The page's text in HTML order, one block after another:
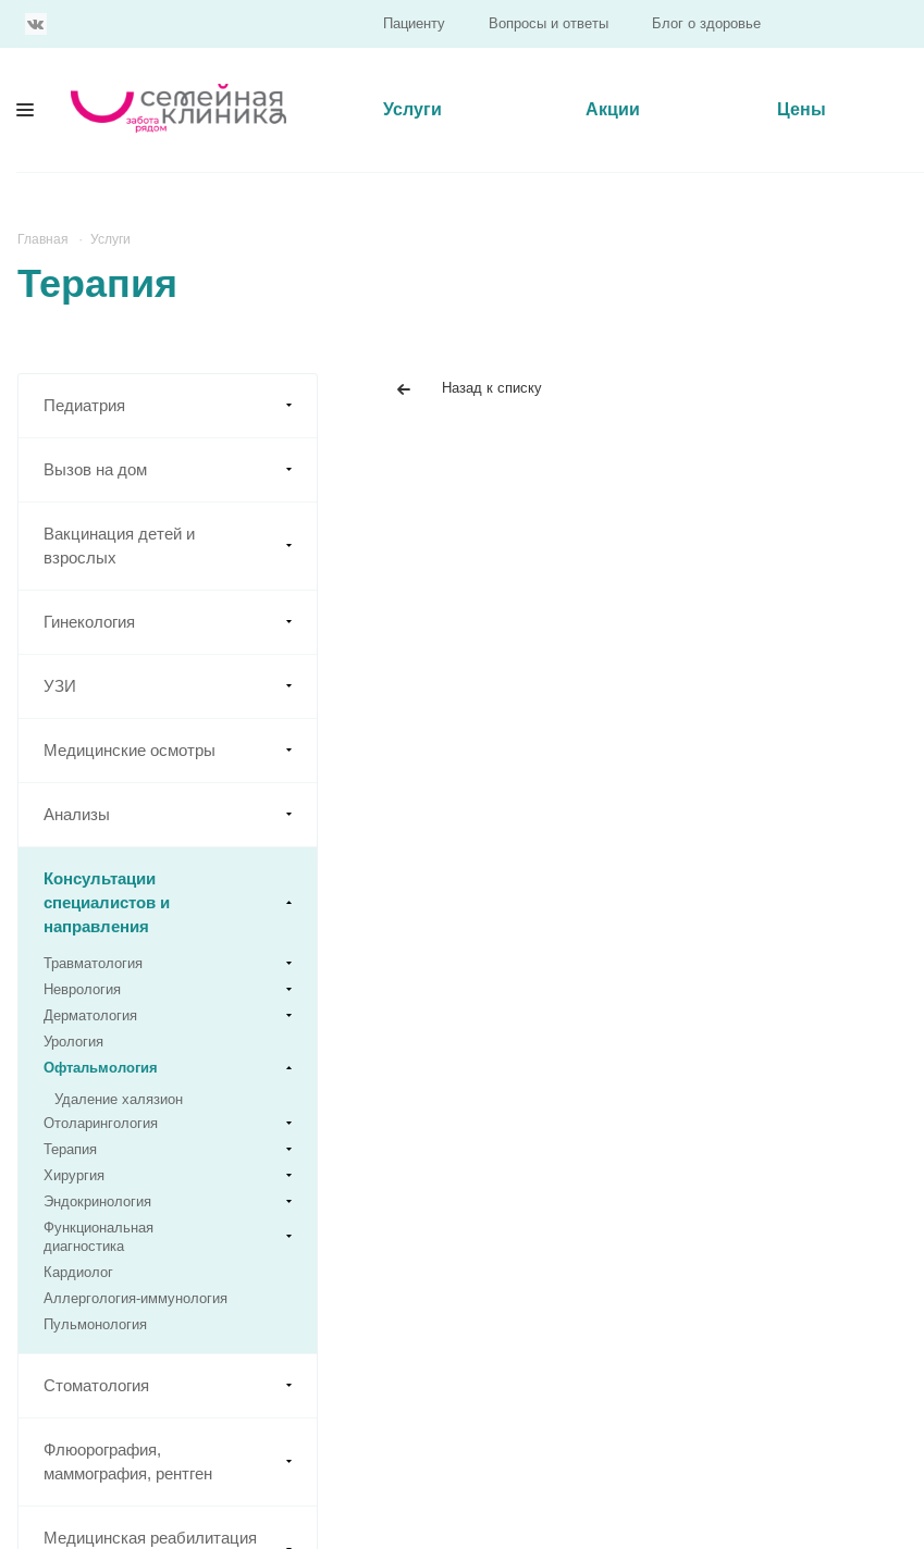
Пациенту Вопросы и ответы Блог о здоровье
Услуги Акции Цены
Главная Услуги
Терапия
Педиатрия
Вызов на дом
Вакцинация детей и
взрослых
Гинекология
УЗИ
Медицинские осмотры
Анализы
Консультации
специалистов и
направления
Травматология
Неврология
Дерматология
Урология
Офтальмология
Удаление халязион
Отоларингология
Терапия
Хирургия
Эндокринология
Функциональная
диагностика
Кардиолог
Аллергология-иммунология
Пульмонология
Стоматология
Флюорография,
маммография, рентген
Медицинская реабилитация
Назад к списку